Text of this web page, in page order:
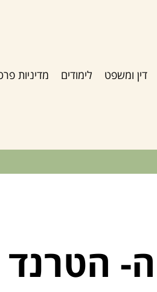
דין ומשפט לימודים מדיניות